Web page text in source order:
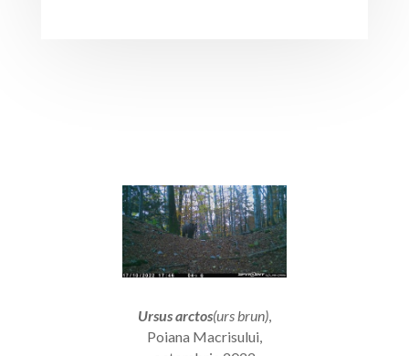
Ursus arctos(urs brun),
Poiana Macrisului,